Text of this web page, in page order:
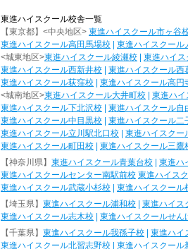
東進ハイスクール校舎一覧
【東京都】<中央地区> 東進ハイスクール市ヶ谷
東進ハイスクール高田馬場校
東進ハイスクール
<城東地区>東進ハイスクール綾瀬校
東進ハイ
東進ハイスクール西新井校
東進ハイスクール西
東進ハイスクール荻窪校
東進ハイスクール高円
<城南地区>東進ハイスクール大井町校
東進ハイ
東進ハイスクール下北沢校
東進ハイスクール自
東進ハイスクール中目黒校
東進ハイスクール二
東進ハイスクール立川駅北口校
東進ハイスクー
東進ハイスクール町田校
東進ハイスクール三鷹
【神奈川県】 東進ハイスクール青葉台校
東進ハ
東進ハイスクールセンター南駅前校 東進ハイス
東進ハイスクール武蔵小杉校
東進ハイスクール
【埼玉県】 東進ハイスクール浦和校
東進ハイス
東進ハイスクール志木校
東進ハイスクールせん
【千葉県】 東進ハイスクール我孫子校
東進ハイ
東進ハイスクール北習志野校
東進ハイスクール